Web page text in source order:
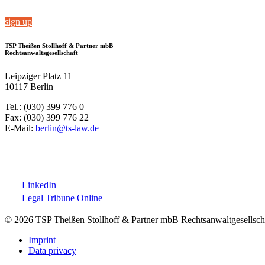
sign up
TSP Theißen Stollhoff & Partner mbB
Rechtsanwaltsgesellschaft
Leipziger Platz 11
10117 Berlin
Tel.: (030) 399 776 0
Fax: (030) 399 776 22
E-Mail: berlin@ts-law.de
LinkedIn
Legal Tribune Online
© 2026 TSP Theißen Stollhoff & Partner mbB
Imprint
Data privacy